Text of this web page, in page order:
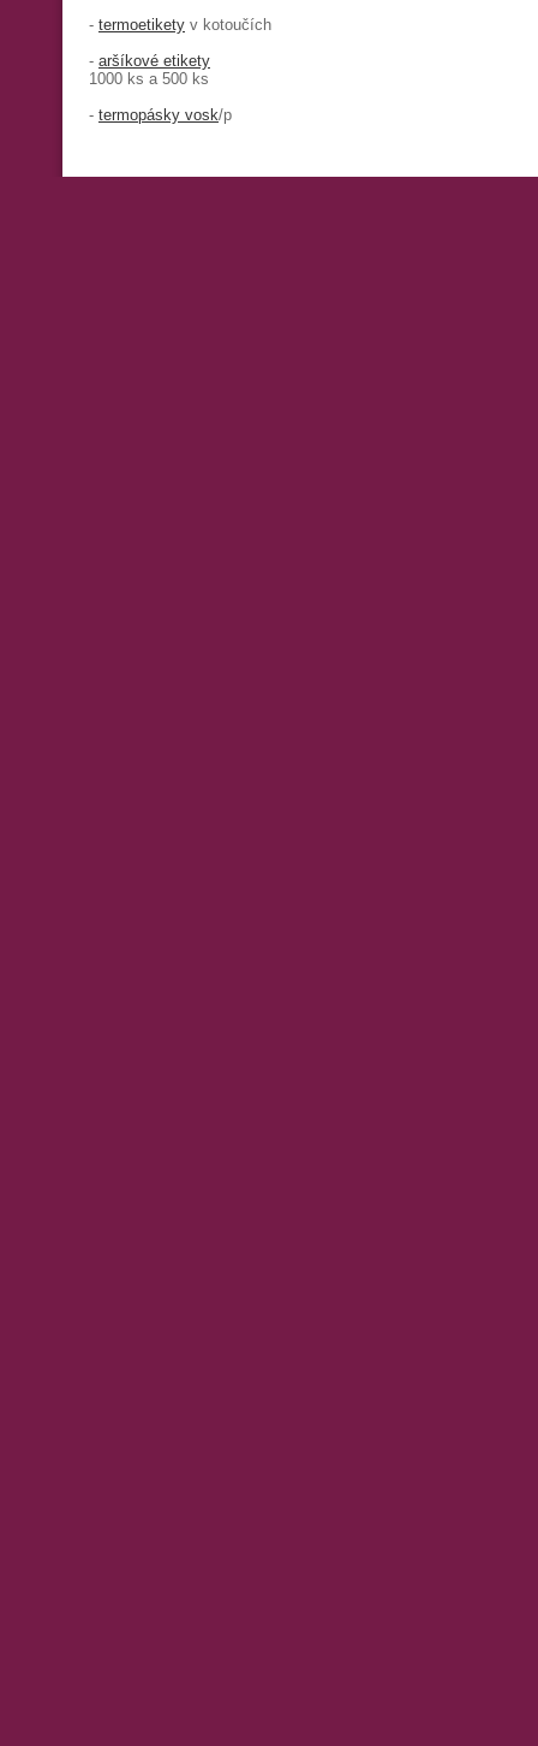
- termoetikety v kotoučích
- aršíkové etikety
1000 ks a 500 ks
- termopásky vosk/p